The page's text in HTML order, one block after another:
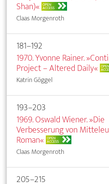
Shan)« OPEN
ACCESS
Claas Morgenroth
181–192
1970. Yvonne Rainer.
Project – Altered Daily« OPEN
Katrin Göggel
193–203
1969. Oswald Wiener. »Die
Verbesserung von
Roman« OPEN
ACCESS
Claas Morgenroth
205–215